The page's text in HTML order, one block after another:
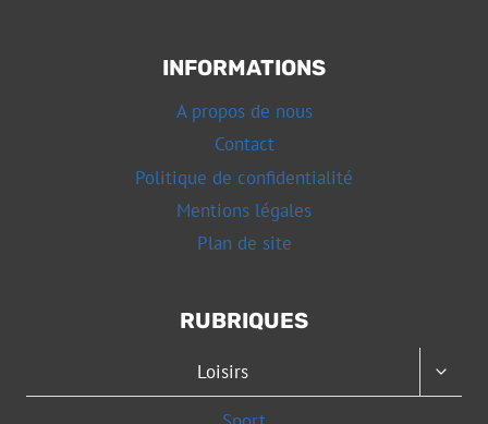
INFORMATIONS
A propos de nous
Contact
Politique de confidentialité
Mentions légales
Plan de site
RUBRIQUES
Loisirs